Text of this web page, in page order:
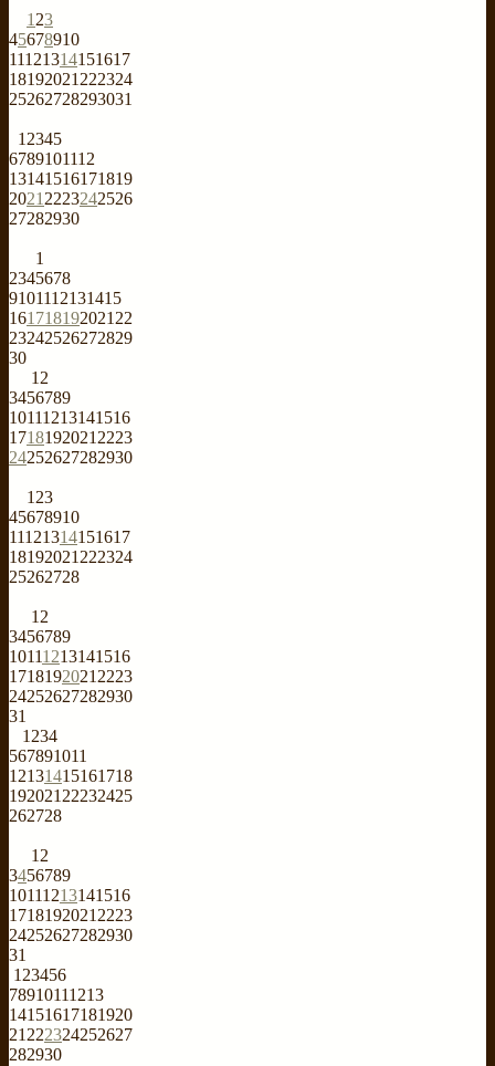
1 23
45678910
11121314151617
18192021 222324
25262728293031
1 2345
6789101112
13141516171819
2021 2223242526
27282930
1
2345678
9101112131415
161718192021 22
23242526272829
30
1 2
3456789
10111213141516
1718192021 2223
24252627282930
1 23
45678910
11121314151617
18192021 222324
25262728
1 2
3456789
10111213141516
1718192021 2223
24252627282930
31
1 234
567891011
12131415161718
192021 22232425
262728
1 2
3456789
10111213141516
1718192021 2223
24252627282930
31
1 23456
78910111213
14151617181920
21 222324252627
282930